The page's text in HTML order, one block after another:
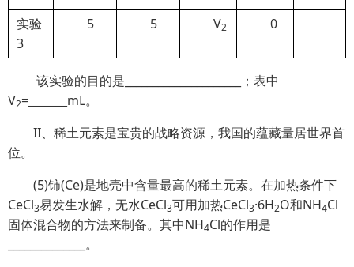
实验
3
5 5 V2 0
该实验的目的是_____________________；表中
V2=_______mL。
II、稀土元素是宝贵的战略资源，我国的蕴藏量居世界首
位。
(5)铈(Ce)是地壳中含量最高的稀土元素。在加热条件下
CeCl3易发生水解，无水CeCl3可用加热CeCl3·6H2O和NH4Cl
固体混合物的方法来制备。其中NH4Cl的作用是
______________。